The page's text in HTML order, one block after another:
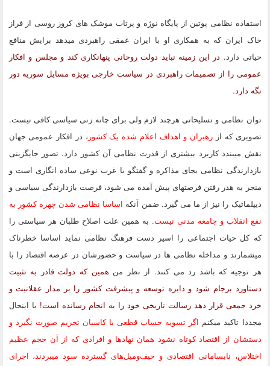
استفاده نظامی پوتین از پایگاه نوژه و پرتاب موشک های کروز روسی از فراز
خاک ایران که به همکاری او با ایران عمقی راهبردی میدهد برایش منافع
حیاتی دارد. در این زمینه نباید دولت روحانی پنهانکاری کند و مجلس و افکار
عمومی را از تصمیمات راهبردی در سیاست خارجی بویژه مسایل سوریه دور
نگه دارد.
توان نظامی و تسلیحاتی هرچند لازم ولی برای چانه زنی سیاسی کافی نیست.
تصویری که از رهبران و اهداف اعلام شده یک کشور ، در افکار عمومی جهان
نقش میبندد کاربرد بیشتری از قدرت نظامی آن کشور دارد. تصور جایگزینی
بازدارندگی نظامی بجای مذاکره و گفتگو با غرب نوعی ساده انگاری است و
منجر به هدر رفتن فرصتهای پیش آمده می شود، فرصت بازدارندگی سیاسی و
دیپلماتیک را نیز از ما می گیرد. ضمن آنکه اساسا نظامی شدن چهره کشور به
نفع انقلاب و جامعه مدنی نیست. به همین علت اصلاح طلبان هر سیاستی را
که کل حیات اجتماعی را اسیر دست فرهنگ نظامی نماید اساسا خطرناک
میشمارند و مداخله نظامی ها در سیاست و حضورشان در عرصه اقتصاد را با
هر توجیه که باشد رد می کنند. از نظر من همین که دولت قادر به تثبیت
دستاورد برجام شود و دایره توسعه و پیشرفت کشور را بر مدار عقلانیت و
خرد جمعی قرار دهد رسالت تاریخی خود را به انجام رسانده است! با اینحال
مجددا تاکید میکنم اگر تسویه حساب قطعی با کاسبان تحریم صورت نگیرد و
دستشان از اقتصاد کوتاه نشود همان نهادها و افرادی که از آن حجم عظیم
اختلاس‌، نابسامانی‌ اقتصادی و حیف‌ومیل‌های گسترده سود میبردند، اجرای